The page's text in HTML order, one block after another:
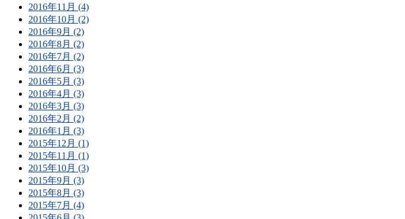
2016年11月 (4)
2016年10月 (2)
2016年9月 (2)
2016年8月 (2)
2016年7月 (2)
2016年6月 (3)
2016年5月 (3)
2016年4月 (3)
2016年3月 (3)
2016年2月 (2)
2016年1月 (3)
2015年12月 (1)
2015年11月 (1)
2015年10月 (3)
2015年9月 (3)
2015年8月 (3)
2015年7月 (4)